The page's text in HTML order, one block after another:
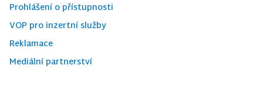
Prohlášení o přístupnosti
VOP pro inzertní služby
Reklamace
Mediální partnerství